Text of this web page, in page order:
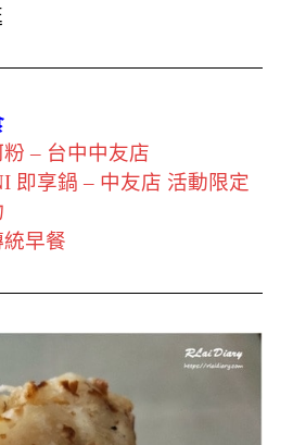
粉 – 台中中友店
即享鍋 – 中友店 活動限定
統早餐